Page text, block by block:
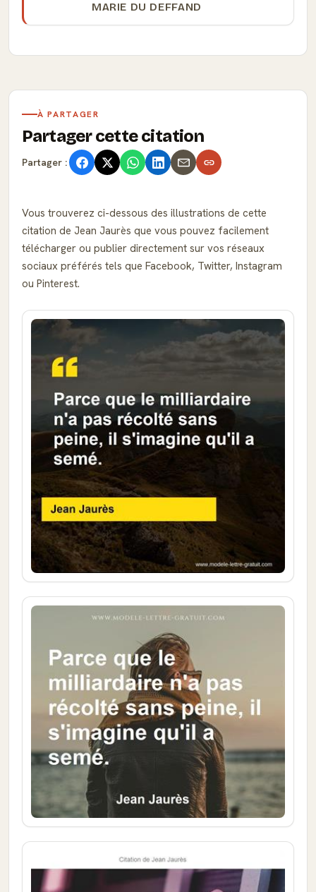
MARIE DU DEFFAND
À PARTAGER
Partager cette citation
Partager :
Vous trouverez ci-dessous des illustrations de cette
citation de Jean Jaurès que vous pouvez facilement
télécharger ou publier directement sur vos réseaux
sociaux préférés tels que Facebook, Twitter, Instagram
ou Pinterest.